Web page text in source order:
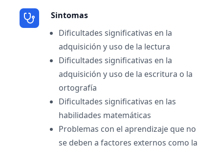
Sintomas
Dificultades significativas en la
adquisición y uso de la lectura
Dificultades significativas en la
adquisición y uso de la escritura o la
ortografía
Dificultades significativas en las
habilidades matemáticas
Problemas con el aprendizaje que no
se deben a factores externos como la